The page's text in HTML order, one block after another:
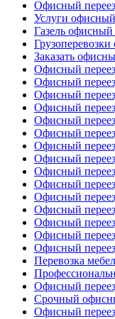
Офисный
Услуги офисный
Газель офисный
Заказать
Офисный
Офисный
Офисный
Офисный
Офисный
Офисный
Офисный
Офисный
Офисный
Офисный
Офисный
Офисный
Офисный
Офисный
Офисный
Перевозка
Офисный
Срочный
Офисный